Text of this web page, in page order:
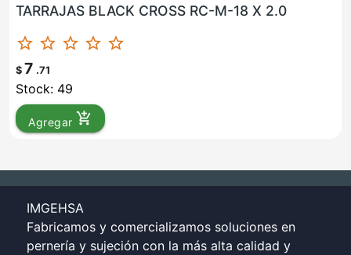
TARRAJAS BLACK CROSS RC-M-18 X 2.0
star_border star_border star_border star_border star_border
$ 7 .71
Stock: 49
Agregar add_shopping_cart
IMGEHSA
Fabricamos y comercializamos soluciones en
pernería y sujeción con la más alta calidad y